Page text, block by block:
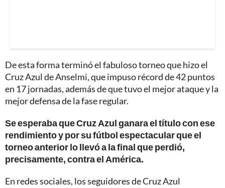
De esta forma terminó el fabuloso torneo que hizo el
Cruz Azul de Anselmi, que impuso récord de 42 puntos
en 17 jornadas, además de que tuvo el mejor ataque y la
mejor defensa de la fase regular.
Se esperaba que Cruz Azul ganara el título con ese
rendimiento y por su fútbol espectacular que el
torneo anterior lo llevó a la final que perdió,
precisamente, contra el América.
En redes sociales, los seguidores de Cruz Azul